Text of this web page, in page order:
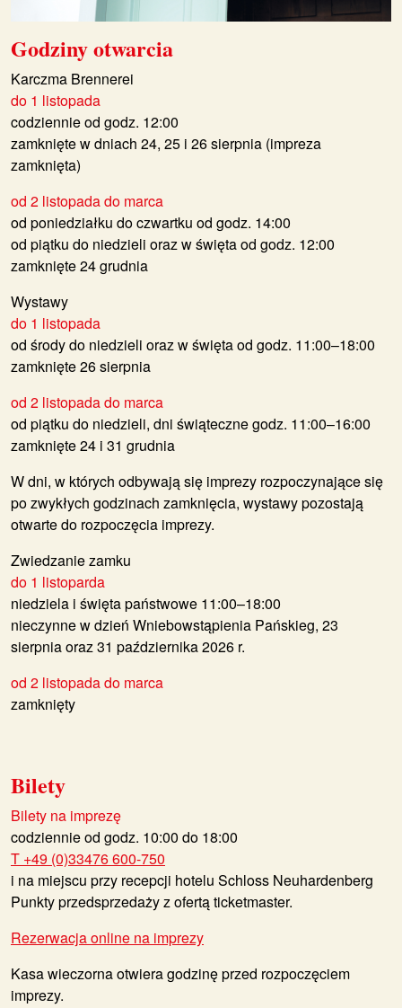
Godziny otwarcia
Karczma Brennerei
do 1 listopada
codziennie od godz. 12:00
zamknięte w dniach 24, 25 i 26 sierpnia (impreza
zamknięta)
od 2 listopada do marca
od poniedziałku do czwartku od godz. 14:00
od piątku do niedzieli oraz w święta od godz. 12:00
zamknięte 24 grudnia
Wystawy
do 1 listopada
od środy do niedzieli oraz w święta od godz. 11:00–18:00
zamknięte 26 sierpnia
od 2 listopada do marca
od piątku do niedzieli, dni świąteczne godz. 11:00–16:00
zamknięte 24 i 31 grudnia
W dni, w których odbywają się imprezy rozpoczynające się
po zwykłych godzinach zamknięcia, wystawy pozostają
otwarte do rozpoczęcia imprezy.
Zwiedzanie zamku
do 1 listoparda
niedziela i święta państwowe 11:00–18:00
nieczynne w dzień Wniebowstąpienia Pańskieg, 23
sierpnia oraz 31 października 2026 r.
od 2 listopada do marca
zamknięty
Bilety
Bilety na imprezę
codziennie od godz. 10:00 do 18:00
T +49 (0)33476 600-750
i na miejscu przy recepcji hotelu Schloss Neuhardenberg
Punkty przedsprzedaży z ofertą ticketmaster.
Rezerwacja online na imprezy
Kasa wieczorna otwiera godzinę przed rozpoczęciem
imprezy.